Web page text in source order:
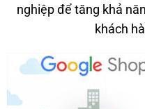
nghiệp để tăng khả
khách